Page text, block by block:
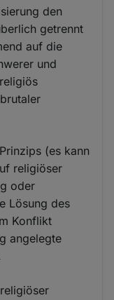
den
getrennt
auf die
und
(es kann
religiöser
oder
Lösung des
Konflikt
angelegte